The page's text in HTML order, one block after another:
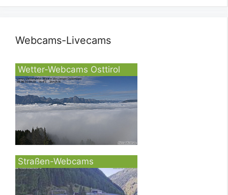
Webcams-Livecams
Wetter-Webcams Osttirol
Straßen-Webcams